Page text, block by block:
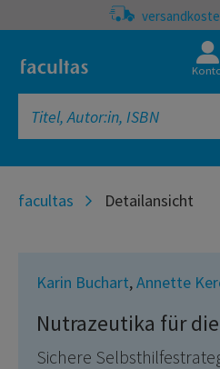
facultas Detailansicht
Karin Buchart,Annette
Nutrazeutika für
Sichere